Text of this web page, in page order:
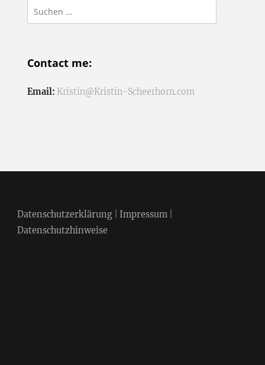
Suchen
nach:
Contact me:
Email: Kristin@Kristin-Scheerhorn.com
Datenschutzerklärung| Impressum|
Datenschutzhinweise